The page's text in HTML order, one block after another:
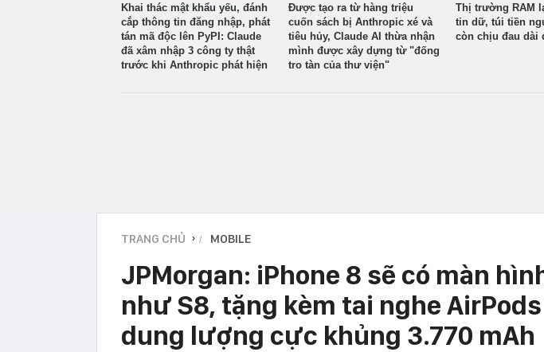
Khai thác mật khẩu yếu, đánh
cắp thông tin đăng nhập, phát
tán mã độc lên PyPI: Claude
đã xâm nhập 3 công ty thật
trước khi Anthropic phát hiện
Được tạo ra từ hàng triệu
cuốn sách bị Anthropic xé và
tiêu hủy, Claude AI thừa nhận
mình được xây dựng từ "đống
tro tàn của thư viện"
Thị trường RAM
tin dữ, túi tiền
còn chịu đau dài
TRANG CHỦ › MOBILE
JPMorgan: iPhone 8 sẽ có màn
như S8, tặng kèm tai nghe
dung lượng cực khủng 3.770 mAh